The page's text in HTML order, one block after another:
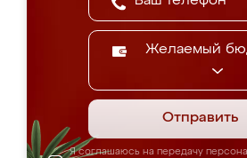
Желаемый
Отправить
Я соглашаюсь на передачу